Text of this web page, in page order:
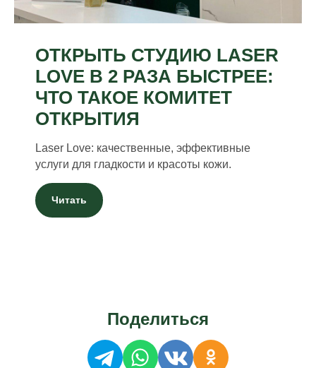
ОТКРЫТЬ СТУДИЮ LASER
LOVE В 2 РАЗА БЫСТРЕЕ:
ЧТО ТАКОЕ КОМИТЕТ
ОТКРЫТИЯ
Laser Love: качественные, эффективные
услуги для гладкости и красоты кожи.
Читать
Поделиться